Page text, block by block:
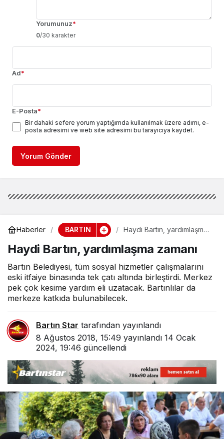
Yorumunuz*
0/30 karakter
Ad*
E-Posta*
Bir dahaki sefere yorum yaptığımda kullanılmak üzere adımı, e-
posta adresimi ve web site adresimi bu tarayıcıya kaydet.
Yorum Gönder
Haberler BARTIN
Haydi Bartın, yardımlaşma
Haydi Bartın, yardımlaşma zamanı
Bartın Belediyesi, tüm sosyal hizmetler çalışmalarını
eski itfaiye binasında tek çatı altında birleştirdi. Merkez
pek çok kesime yardım eli uzatacak. Bartınlılar da
merkeze katkıda bulunabilecek.
Bartın Star tarafından yayınlandı
8 Ağustos 2018, 15:49 yayınlandı 14 Ocak
2024, 19:46 güncellendi